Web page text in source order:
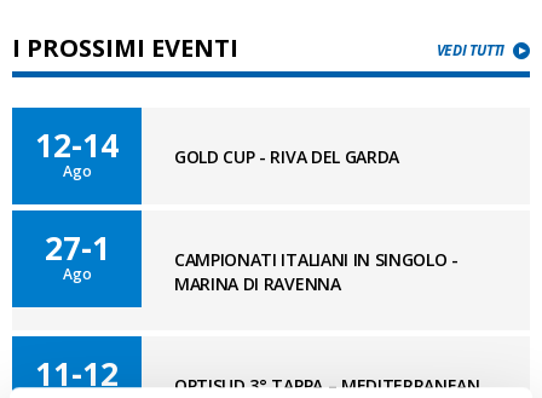
I PROSSIMI EVENTI VEDI TUTTI
12-14
Ago
GOLD CUP - RIVA DEL GARDA
27-1
Ago
CAMPIONATI ITALIANI IN SINGOLO -
MARINA DI RAVENNA
11-12
OPTISUD 3° TAPPA – MEDITERRANEAN